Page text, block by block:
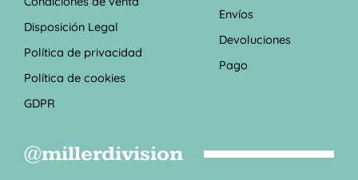
Disposición Legal
Política de privacidad
Política de cookies
GDPR
Envíos
Devoluciones
Pago
@millerdivision